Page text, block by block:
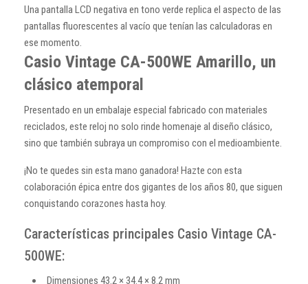
Una pantalla LCD negativa en tono verde replica el aspecto de las
pantallas fluorescentes al vacío que tenían las calculadoras en
ese momento.
Casio Vintage CA-500WE Amarillo, un
clásico atemporal
Presentado en un embalaje especial fabricado con materiales
reciclados, este reloj no solo rinde homenaje al diseño clásico,
sino que también subraya un compromiso con el medioambiente.
¡No te quedes sin esta mano ganadora! Hazte con esta
colaboración épica entre dos gigantes de los años 80, que siguen
conquistando corazones hasta hoy.
Características principales Casio Vintage CA-
500WE:
Dimensiones 43.2 × 34.4 × 8.2 mm